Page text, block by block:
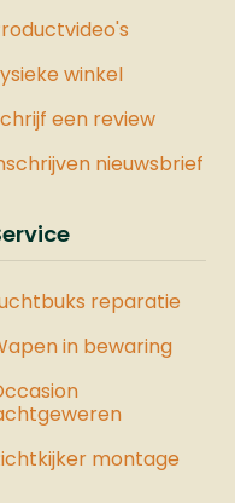
winkel
een review
nieuwsbrief
reparatie
in bewaring
montage